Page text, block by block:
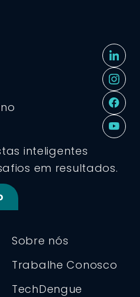
inteligentes
em resultados.
Sobre nós
Trabalhe Conosco
TechDengue